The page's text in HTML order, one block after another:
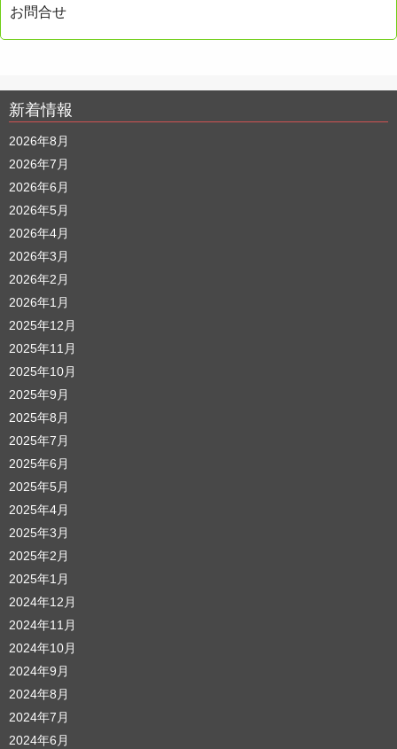
お問合せ
新着情報
2026年8月
2026年7月
2026年6月
2026年5月
2026年4月
2026年3月
2026年2月
2026年1月
2025年12月
2025年11月
2025年10月
2025年9月
2025年8月
2025年7月
2025年6月
2025年5月
2025年4月
2025年3月
2025年2月
2025年1月
2024年12月
2024年11月
2024年10月
2024年9月
2024年8月
2024年7月
2024年6月